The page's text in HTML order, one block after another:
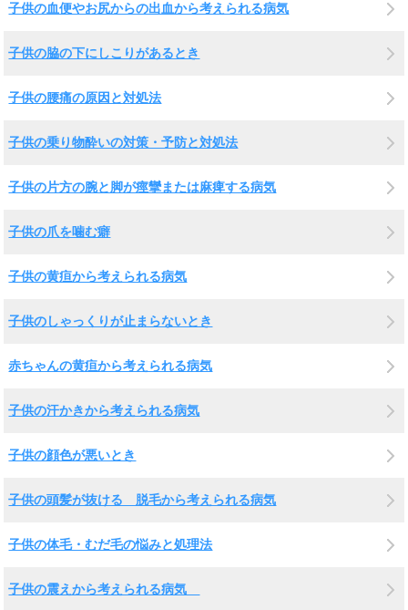
子供の血便やお尻からの出血から考えられる病気
子供の脇の下にしこりがあるとき
子供の腰痛の原因と対処法
子供の乗り物酔いの対策・予防と対処法
子供の片方の腕と脚が痙攣または麻痺する病気
子供の爪を噛む癖
子供の黄疸から考えられる病気
子供のしゃっくりが止まらないとき
赤ちゃんの黄疸から考えられる病気
子供の汗かきから考えられる病気
子供の顔色が悪いとき
子供の頭髪が抜ける 脱毛から考えられる病気
子供の体毛・むだ毛の悩みと処理法
子供の震えから考えられる病気